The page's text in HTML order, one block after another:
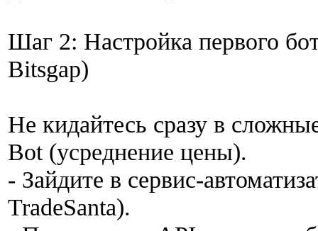
Шаг 2: Настройка первого
Bitsgap)
Не кидайтесь сразу в
Bot (усреднение цены).
- Зайдите в сервис-
TradeSanta).